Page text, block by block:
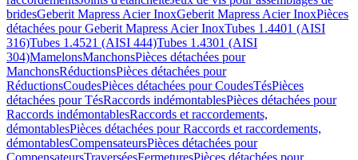
bridesGeberit Mapress Acier InoxGeberit Mapress Acier InoxPièces
détachées pour Geberit Mapress Acier InoxTubes 1.4401 (AISI
316)Tubes 1.4521 (AISI 444)Tubes 1.4301 (AISI
304)MamelonsManchonsPièces détachées pour
ManchonsRéductionsPièces détachées pour
RéductionsCoudesPièces détachées pour CoudesTésPièces
détachées pour TésRaccords indémontablesPièces détachées pour
Raccords indémontablesRaccords et raccordements,
démontablesPièces détachées pour Raccords et raccordements,
démontablesCompensateursPièces détachées pour
CompensateursTraverséesFermeturesPièces détachées pour